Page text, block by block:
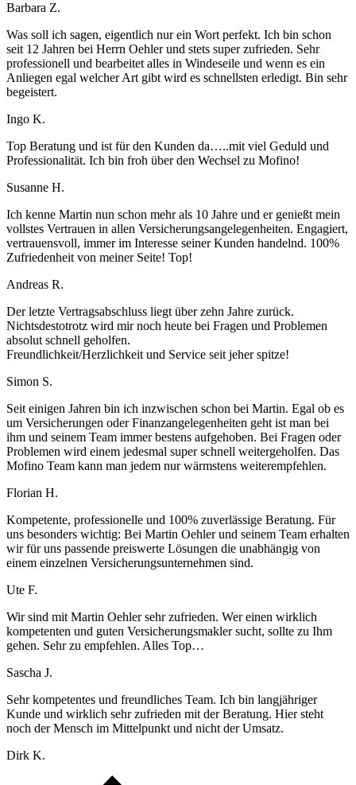
Barbara Z.
Was soll ich sagen, eigentlich nur ein Wort perfekt. Ich bin schon
seit 12 Jahren bei Herrn Oehler und stets super zufrieden. Sehr
professionell und bearbeitet alles in Windeseile und wenn es ein
Anliegen egal welcher Art gibt wird es schnellsten erledigt. Bin sehr
begeistert.
Ingo K.
Top Beratung und ist für den Kunden da…..mit viel Geduld und
Professionalität. Ich bin froh über den Wechsel zu Mofino!
Susanne H.
Ich kenne Martin nun schon mehr als 10 Jahre und er genießt mein
vollstes Vertrauen in allen Versicherungsangelegenheiten. Engagiert,
vertrauensvoll, immer im Interesse seiner Kunden handelnd. 100%
Zufriedenheit von meiner Seite! Top!
Andreas R.
Der letzte Vertragsabschluss liegt über zehn Jahre zurück.
Nichtsdestotrotz wird mir noch heute bei Fragen und Problemen
absolut schnell geholfen.
Freundlichkeit/Herzlichkeit und Service seit jeher spitze!
Simon S.
Seit einigen Jahren bin ich inzwischen schon bei Martin. Egal ob es
um Versicherungen oder Finanzangelegenheiten geht ist man bei
ihm und seinem Team immer bestens aufgehoben. Bei Fragen oder
Problemen wird einem jedesmal super schnell weitergeholfen. Das
Mofino Team kann man jedem nur wärmstens weiterempfehlen.
Florian H.
Kompetente, professionelle und 100% zuverlässige Beratung. Für
uns besonders wichtig: Bei Martin Oehler und seinem Team erhalten
wir für uns passende preiswerte Lösungen die unabhängig von
einem einzelnen Versicherungsunternehmen sind.
Ute F.
Wir sind mit Martin Oehler sehr zufrieden. Wer einen wirklich
kompetenten und guten Versicherungsmakler sucht, sollte zu Ihm
gehen. Sehr zu empfehlen. Alles Top…
Sascha J.
Sehr kompetentes und freundliches Team. Ich bin langjähriger
Kunde und wirklich sehr zufrieden mit der Beratung. Hier steht
noch der Mensch im Mittelpunkt und nicht der Umsatz.
Dirk K.